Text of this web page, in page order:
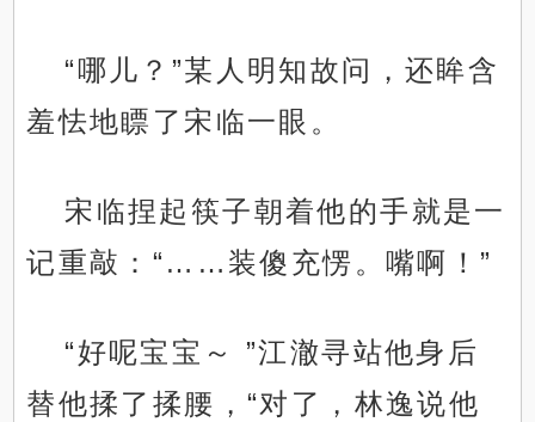
“哪儿？”某人明知故问，还眸含
羞怯地瞟了宋临一眼。
宋临捏起筷子朝着他的手就是一
记重敲：“……装傻充愣。嘴啊！”
“好呢宝宝～ ”江澈寻站他身后
替他揉了揉腰，“对了，林逸说他